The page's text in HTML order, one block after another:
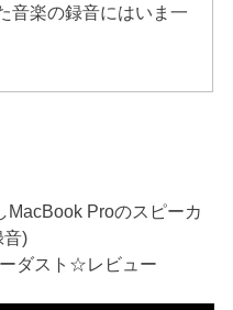
音楽の録音にはいま一
MacBook Proのスピーカ
音)
ーダスト☆レビュー